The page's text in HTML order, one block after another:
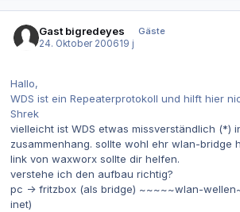
Gast bigredeyes
Gäste
24. Oktober 200619 j
Hallo,
WDS ist ein Repeaterprotokoll und hilft hier
Shrek
vielleicht ist WDS etwas missverständlich (*)
zusammenhang. sollte wohl ehr wlan-bridge
link von waxworx sollte dir helfen.
verstehe ich den aufbau richtig?
pc -> fritzbox (als bridge) ~~~~~wlan-
inet)